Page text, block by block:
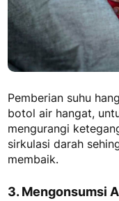
Pemberian suhu
botol air hangat,
mengurangi
sirkulasi darah
membaik.
3. Mengonsumsi